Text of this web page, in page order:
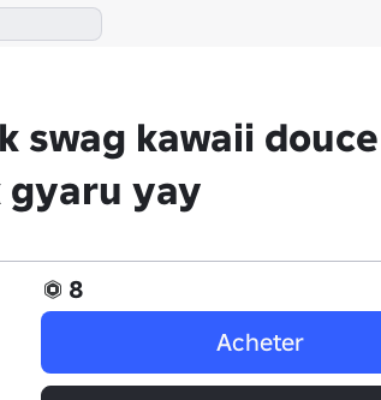
swag kawaii douce
gyaru yay
8
Acheter